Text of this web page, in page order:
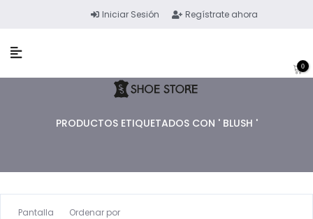
Iniciar Sesión Regístrate ahora
0
PRODUCTOS ETIQUETADOS CON ' BLUSH '
Pantalla Ordenar por